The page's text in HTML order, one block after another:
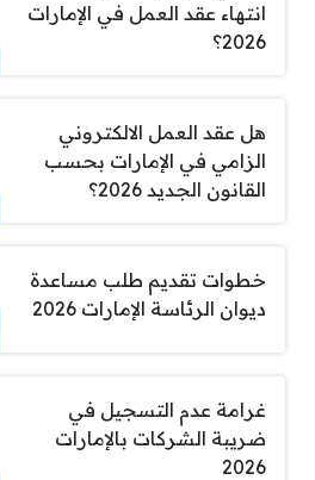
انتهاء عقد العمل في الإمارات
2026؟
هل عقد العمل الالكتروني
الزامي في الإمارات بحسب
القانون الجديد 2026؟
خطوات تقديم طلب مساعدة
ديوان الرئاسة الإمارات 2026
غرامة عدم التسجيل في
ضريبة الشركات بالإمارات
2026